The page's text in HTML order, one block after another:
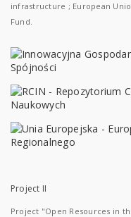
infrastructure ; European
Fund.
Project II
Project "Open Resources in